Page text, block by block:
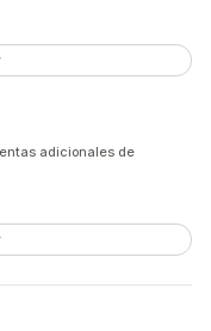
adicionales de